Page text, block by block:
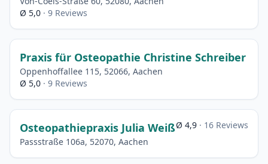
Ø 5,0 · 9 Reviews
Praxis für Osteopathie Christine Schreiber
Oppenhoffallee 115, 52066, Aachen
Ø 5,0 · 9 Reviews
Osteopathiepraxis Julia Weiß
Passstraße 106a, 52070, Aachen
Ø 4,9 · 16 Reviews